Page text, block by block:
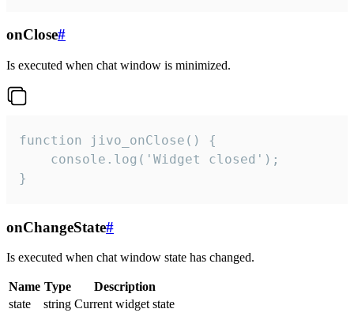
onClose#
Is executed when chat window is minimized.
function jivo_onClose() {
    console.log('Widget closed');
}
onChangeState#
Is executed when chat window state has changed.
Name Type
Description
state
string Current widget state